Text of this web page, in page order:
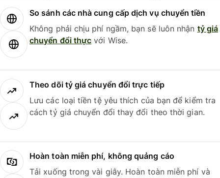
So sánh các nhà cung cấp dịch vụ chuyển tiền
Không phải chịu phí ngầm, bạn sẽ luôn nhận tỷ giá
chuyển đổi thực với Wise.
Theo dõi tỷ giá chuyển đổi trực tiếp
Lưu các loại tiền tệ yêu thích của bạn để kiểm tra
cách tỷ giá chuyển đổi thay đổi theo thời gian.
Hoàn toàn miễn phí, không quảng cáo
Tải xuống trong vài giây. Hoàn toàn miễn phí và